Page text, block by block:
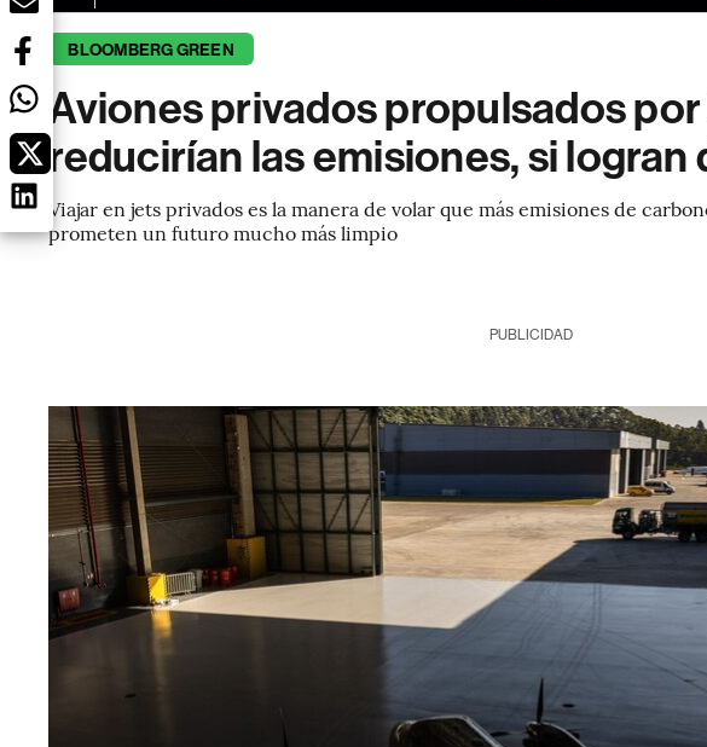
BLOOMBERG GREEN
Aviones privados propulsados
reducirían las emisiones, si logran
Viajar en jets privados es la manera de volar que más emisiones de
prometen un futuro mucho más limpio
PUBLICIDAD